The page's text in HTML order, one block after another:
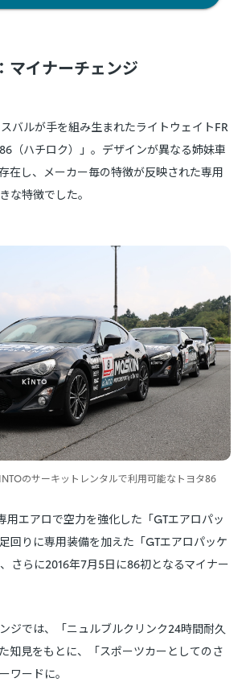
マイナーチェンジ
バルが手を組み生まれたライトウェイトFR
（ハチロク）」。デザインが異なる姉妹車
在し、メーカー毎の特徴が反映された専用
な特徴でした。
のサーキットレンタルで利用可能なトヨタ86
用エアロで空力を強化した「GTエアロパッ
回りに専用装備を加えた「GTエアロパッケ
さらに2016年7月5日に86初となるマイナー
ジでは、「ニュルブルクリンク24時間耐久
知見をもとに、「スポーツカーとしてのさ
ワードに。